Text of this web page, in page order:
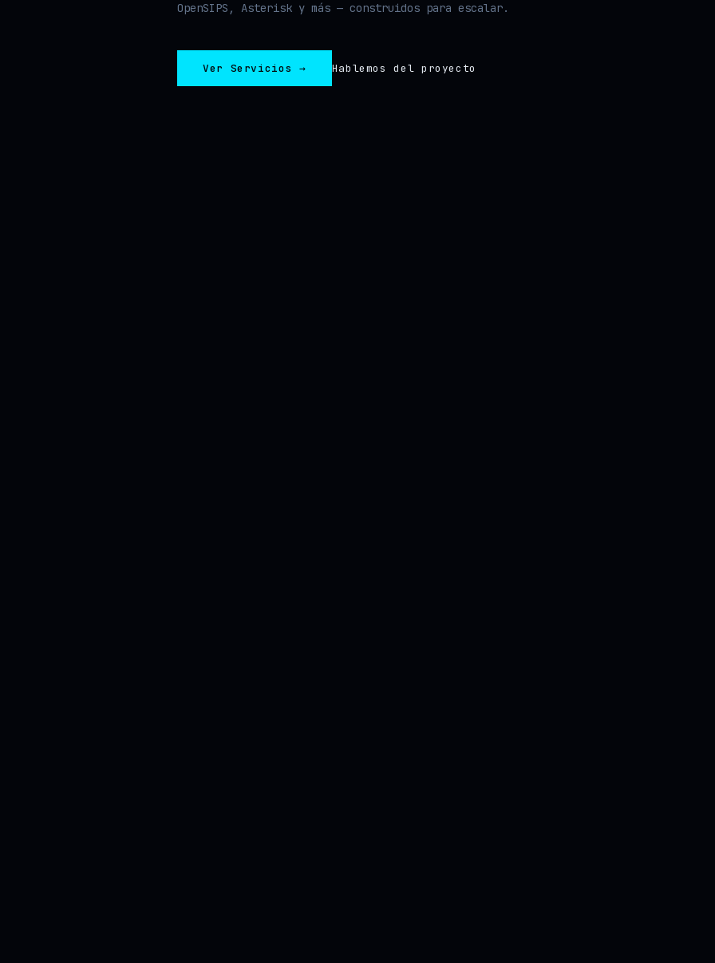
OpenSIPS, Asterisk y más — construidos para escalar.
Ver Servicios → Hablemos del proyecto